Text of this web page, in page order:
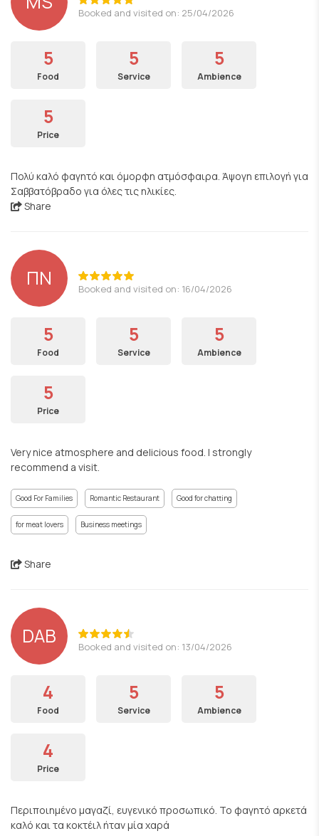
Booked and visited on: 25/04/2026
5
Food
5
Service
5
Ambience
5
Price
Πολύ καλό φαγητό και όμορφη ατμόσφαιρα. Άψογη επιλογή για
Σαββατόβραδο για όλες τις ηλικίες.
Share
ΠΝ Booked and visited on: 16/04/2026
5
Food
5
Service
5
Ambience
5
Price
Very nice atmosphere and delicious food. I strongly
recommend a visit.
Good For Families Romantic Restaurant Good for chatting
for meat lovers Business meetings
Share
DAB Booked and visited on: 13/04/2026
4
Food
5
Service
5
Ambience
4
Price
Περιποιημένο μαγαζί, ευγενικό προσωπικό. Το φαγητό αρκετά
καλό και τα κοκτέιλ ήταν μία χαρά